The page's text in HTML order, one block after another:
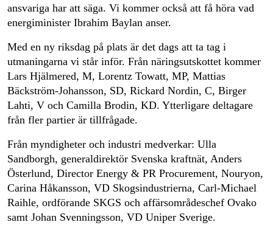
ansvariga har att säga. Vi kommer också att få höra vad
energiminister Ibrahim Baylan anser.
Med en ny riksdag på plats är det dags att ta tag i
utmaningarna vi står inför. Från näringsutskottet kommer
Lars Hjälmered, M, Lorentz Towatt, MP, Mattias
Bäckström-Johansson, SD, Rickard Nordin, C, Birger
Lahti, V och Camilla Brodin, KD. Ytterligare deltagare
från fler partier är tillfrågade.
Från myndigheter och industri medverkar: Ulla
Sandborgh, generaldirektör Svenska kraftnät, Anders
Österlund, Director Energy & PR Procurement, Nouryon,
Carina Håkansson, VD Skogsindustrierna, Carl-Michael
Raihle, ordförande SKGS och affärsområdeschef Ovako
samt Johan Svenningsson, VD Uniper Sverige.